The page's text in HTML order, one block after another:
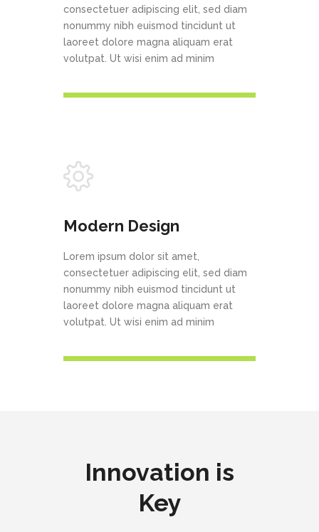
consectetuer adipiscing elit, sed diam
nonummy nibh euismod tincidunt ut
laoreet dolore magna aliquam erat
volutpat. Ut wisi enim ad minim
Modern Design
Lorem ipsum dolor sit amet,
consectetuer adipiscing elit, sed diam
nonummy nibh euismod tincidunt ut
laoreet dolore magna aliquam erat
volutpat. Ut wisi enim ad minim
Innovation is
Key